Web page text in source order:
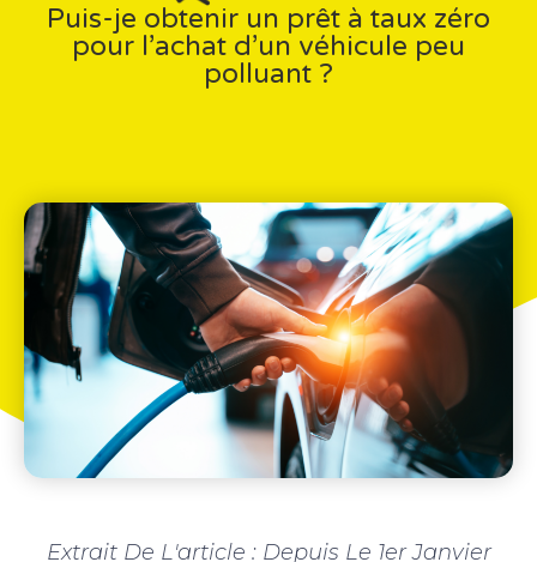
Puis-je obtenir un prêt à taux zéro
pour l’achat d’un véhicule peu
polluant ?
Extrait De L'article : Depuis Le 1er Janvier